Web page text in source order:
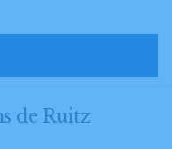
de Ruitz